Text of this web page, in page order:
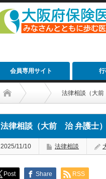
会員専用サイト
法律相談（大
法律相談（大前 治 弁護士）
2025/11/10 法律相談
Post Share RSS